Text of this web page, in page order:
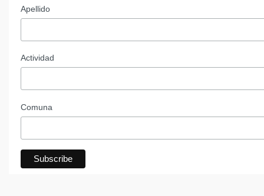
Apellido
Actividad
Comuna